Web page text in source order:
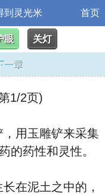
到灵光米 首页
眼 关灯
一章
1/2页)
用玉雕铲来采集
的药性和灵性。
在泥土之中的，